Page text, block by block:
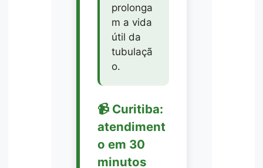
prolonga
m a vida
útil da
tubulaçã
o.
📹 Curitiba:
atendiment
o em 30
minutos